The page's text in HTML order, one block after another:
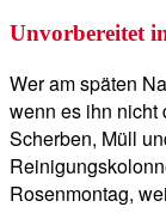
Unvorbereitet
Wer am späten
wenn es ihn nicht
Scherben, Müll
Rosenmontag,